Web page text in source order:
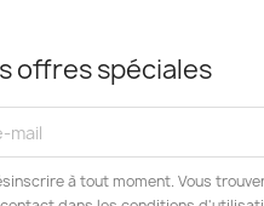
offres spéciales
à tout moment. Vous